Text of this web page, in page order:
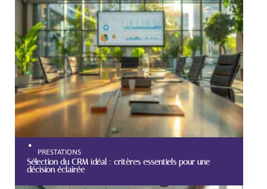
PRESTATIONS
Sélection du CRM idéal : critères essentiels pour une
décision éclairée